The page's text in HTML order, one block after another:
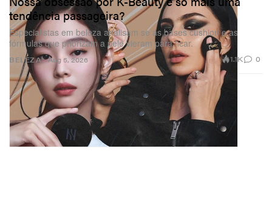
BELEZA
tendência passageira?
Especialistas em beleza analisam se as bases cushion e as
fórmulas que priorizam a pele vieram para ficar.
Aug 5, 2026 1.1K 0